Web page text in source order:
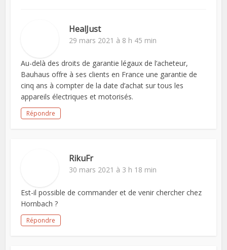
HealJust
29 mars 2021 à 8 h 45 min
Au-delà des droits de garantie légaux de l’acheteur,
Bauhaus offre à ses clients en France une garantie de
cinq ans à compter de la date d’achat sur tous les
appareils électriques et motorisés.
Répondre
RikuFr
30 mars 2021 à 3 h 18 min
Est-il possible de commander et de venir chercher chez
Hornbach ?
Répondre